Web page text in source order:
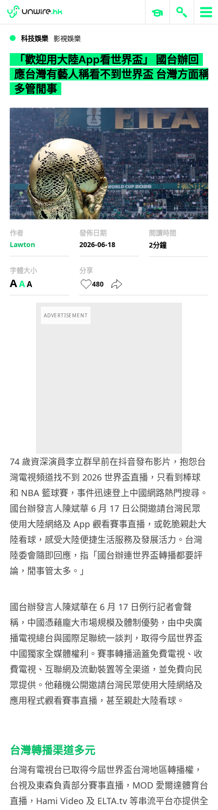
WWDC 2026 ERP 與商業 AI
科技娛樂 影視娛樂
「歡迎用大陸App看世界盃」 國台辦回
應台灣有藝人稱看不到世界盃 台灣方面稱
多管閒事
作者
Lawton
發佈日期
2026-06-18
閱讀時間
2分鐘
字體大小
AAA
分享
480
ADVERTISEMENT
74 歲資深演員李立群早前在抖音發布影片，抱怨台
灣電視頻道找不到 2026 世界盃直播，只看到棒球
和 NBA 籃球賽，事件迅速登上中國網路熱門搜尋。
國台辦發言人陳斌華 6 月 17 日公開邀請台灣民眾
使用大陸網絡及 App 觀看賽事直播，或乾脆親赴大
陸看球，感受大陸便捷生活服務及發展活力。台灣
陸委會隨即回應，指「國台辦連世界盃轉播都要評
論，閒事管太多。」
國台辦發言人陳斌華在 6 月 17 日例行記者會聲
稱，中國憑藉龐大市場規模及體制優勢，由中央廣
播電視總台與國際足聯統一談判，取得今屆世界盃
中國獨家全媒體權利。賽事轉播涵蓋免費電視、收
費電視、互聯網及流動裝置等全渠道，並免費向民
眾提供。他藉機公開邀請台灣民眾使用大陸網絡及
應用程式觀看賽事直播，甚至親赴大陸看球。
台灣轉播渠道多元
台灣有電視台已取得今屆世界盃台灣地區轉播權，
台視及東森負責部分賽事直播，MOD 愛爾達體育台
直播，Hami Video 及 ELTA.tv 等串流平台亦提供全